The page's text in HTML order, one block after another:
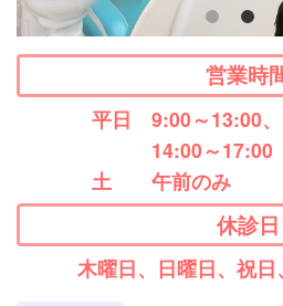
営業時
平日
9:00～13:00、
14:00～17:00
土
午前のみ
休診日
木曜日、日曜日、祝